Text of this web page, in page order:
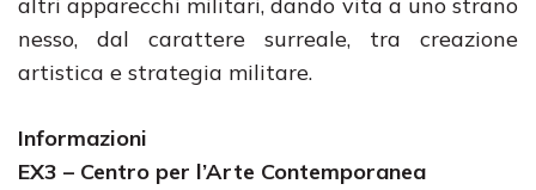
nesso, dal carattere surreale, tra creazione
artistica e strategia militare.
Informazioni
EX3 – Centro per l’Arte Contemporanea